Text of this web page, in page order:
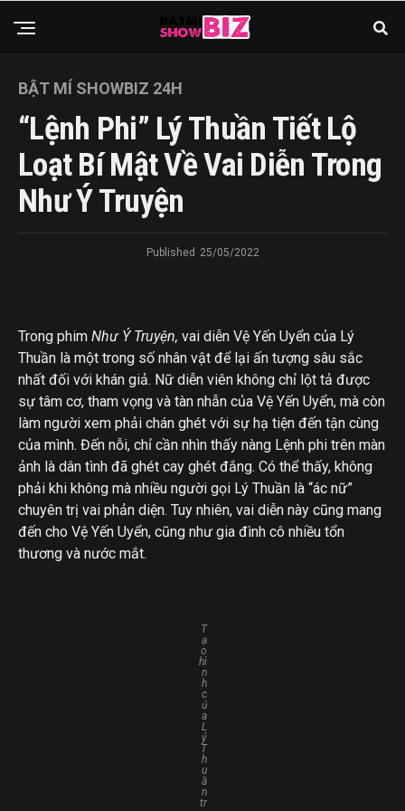
BẬT MÍ SHOWBIZ 24H
“Lệnh Phi” Lý Thuần Tiết Lộ
Loạt Bí Mật Về Vai Diễn Trong
Như Ý Truyện
Published 25/05/2022
Trong phim Như Ý Truyện, vai diễn Vệ Yến Uyển của Lý
Thuần là một trong số nhân vật để lại ấn tượng sâu sắc
nhất đối với khán giả. Nữ diễn viên không chỉ lột tả được
sự tâm cơ, tham vọng và tàn nhẫn của Vệ Yến Uyển, mà còn
làm người xem phải chán ghét với sự hạ tiện đến tận cùng
của mình. Đến nỗi, chỉ cần nhìn thấy nàng Lệnh phi trên màn
ảnh là dân tình đã ghét cay ghét đắng. Có thể thấy, không
phải khi không mà nhiều người gọi Lý Thuần là “ác nữ”
chuyên trị vai phản diện. Tuy nhiên, vai diễn này cũng mang
đến cho Vệ Yến Uyển, cũng như gia đình cô nhiều tổn
thương và nước mắt.
T
ạ
o
hì
n
h
c
ủ
a
L
ý
T
h
u
ầ
n
tr